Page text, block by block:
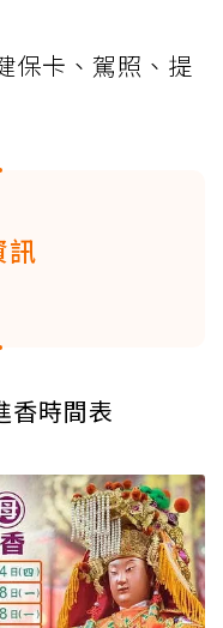
保卡、駕照、提
訊
香時間表